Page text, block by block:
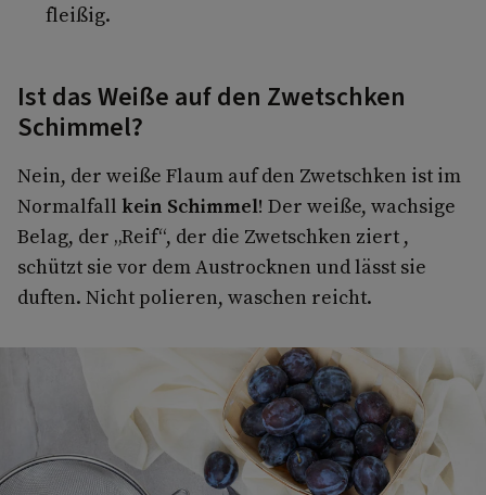
fleißig.
Ist das Weiße auf den Zwetschken
Schimmel?
Nein, der weiße Flaum auf den Zwetschken ist im
Normalfall kein Schimmel! Der weiße, wachsige
Belag, der „Reif“, der die Zwetschken ziert ,
schützt sie vor dem Austrocknen und lässt sie
duften. Nicht polieren, waschen reicht.